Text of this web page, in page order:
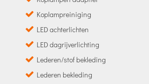
Koplampreiniging
LED achterlichten
LED dagrijverlichting
Lederen/stof bekleding
Lederen bekleding